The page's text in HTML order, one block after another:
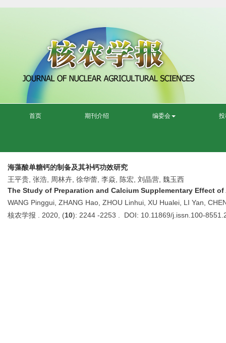
首页 期刊介绍 编委会
海藻酸单糖钙的制备及其补钙功效研究
王平贵, 张浩, 周林卉, 徐华蕾, 李焱, 陈宏, 刘晶营, 魏玉西
The Study of Preparation and Calcium Supplementary Effect
WANG Pinggui, ZHANG Hao, ZHOU Linhui, XU Hualei, LI Yan,
核农学报 . 2020, (10): 2244 -2253 . DOI: 10.11869/j.issn.100-